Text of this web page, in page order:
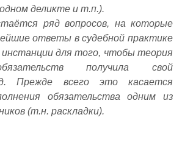
деликте и т.п.).
ряд вопросов, на которые
ответы в судебной практике
для того, чтобы теория
получила свой
Прежде всего это касается
обязательства одним из
(т.н. раскладки).